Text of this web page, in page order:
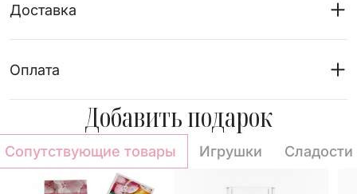
Доставка
Оплата
Добавить подарок
Сопутствующие товары Игрушки Сладости